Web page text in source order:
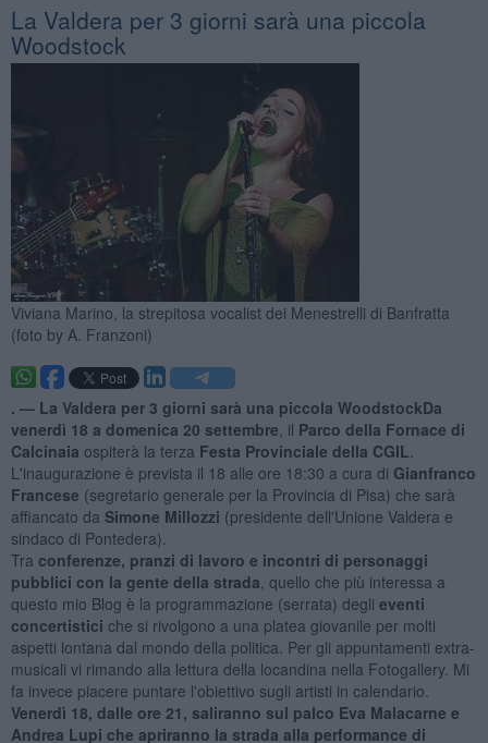
La Valdera per 3 giorni sarà una piccola
Woodstock
Viviana Marino, la strepitosa vocalist dei Menestrelli di Banfratta
(foto by A. Franzoni)
. — La Valdera per 3 giorni sarà una piccola WoodstockDa
venerdì 18 a domenica 20 settembre , il Parco della Fornace di
Calcinaia ospiterà la terza Festa Provinciale della CGIL
L'inaugurazione è prevista il 18 alle ore 18:30 a cura di Gianfranco
Francese (segretario generale per la Provincia di Pisa) che sarà
affiancato da Simone Millozzi (presidente dell'Unione Valdera e
sindaco di Pontedera).
Tra conferenze, pranzi di lavoro e incontri di personaggi
pubblici con la gente della strada , quello che più interessa a
questo mio Blog è la programmazione (serrata) degli eventi
concertistici che si rivolgono a una platea giovanile per molti
aspetti lontana dal mondo della politica. Per gli appuntamenti extra-
musicali vi rimando alla lettura della locandina nella Fotogallery. Mi
fa invece piacere puntare l'obiettivo sugli artisti in calendario.
Venerdì 18, dalle ore 21, saliranno sul palco Eva Malacarne e
Andrea Lupi che apriranno la strada alla performance di